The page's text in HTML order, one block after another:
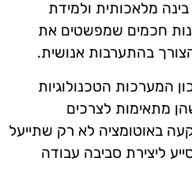
בינה מלאכותית ולמידת
חכמים שמפשטים את
בהתערבות אנושית.
המערכות הטכנולוגיות
מתאימות לצרכים
באוטומציה לא רק שתייעל
ליצירת סביבה עבודה